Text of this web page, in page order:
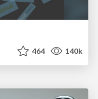
464 140k